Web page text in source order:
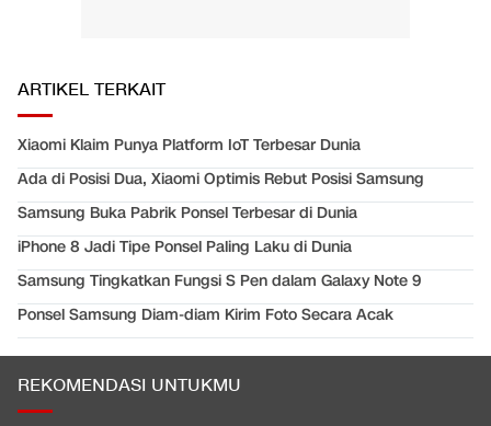
ARTIKEL TERKAIT
Xiaomi Klaim Punya Platform IoT Terbesar Dunia
Ada di Posisi Dua, Xiaomi Optimis Rebut Posisi Samsung
Samsung Buka Pabrik Ponsel Terbesar di Dunia
iPhone 8 Jadi Tipe Ponsel Paling Laku di Dunia
Samsung Tingkatkan Fungsi S Pen dalam Galaxy Note 9
Ponsel Samsung Diam-diam Kirim Foto Secara Acak
REKOMENDASI UNTUKMU